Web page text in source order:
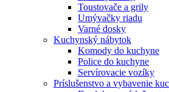
Toustovače a grily
Umývačky riadu
Varné dosky
Kuchynský nábytok
Komody do kuchyne
Police do kuchyne
Servírovacie vozíky
Príslušenstvo a vybavenie